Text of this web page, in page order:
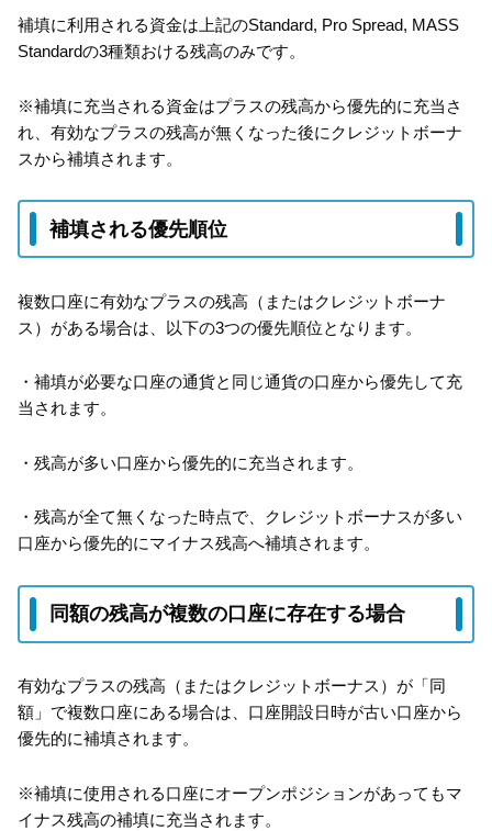
補填に利用される資金は上記のStandard, Pro Spread, MASS
Standardの3種類おける残高のみです。
※補填に充当される資金はプラスの残高から優先的に充当さ
れ、有効なプラスの残高が無くなった後にクレジットボーナ
スから補填されます。
補填される優先順位
複数口座に有効なプラスの残高（またはクレジットボーナ
ス）がある場合は、以下の3つの優先順位となります。
・補填が必要な口座の通貨と同じ通貨の口座から優先して充
当されます。
・残高が多い口座から優先的に充当されます。
・残高が全て無くなった時点で、クレジットボーナスが多い
口座から優先的にマイナス残高へ補填されます。
同額の残高が複数の口座に存在する場合
有効なプラスの残高（またはクレジットボーナス）が「同
額」で複数口座にある場合は、口座開設日時が古い口座から
優先的に補填されます。
※補填に使用される口座にオープンポジションがあってもマ
イナス残高の補填に充当されます。